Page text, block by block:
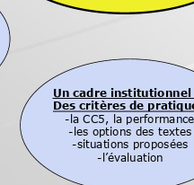
Un cadre institutionnel
Des critères de
-la CC5, la performance
-les options des textes
-situations proposées
- l’évaluation